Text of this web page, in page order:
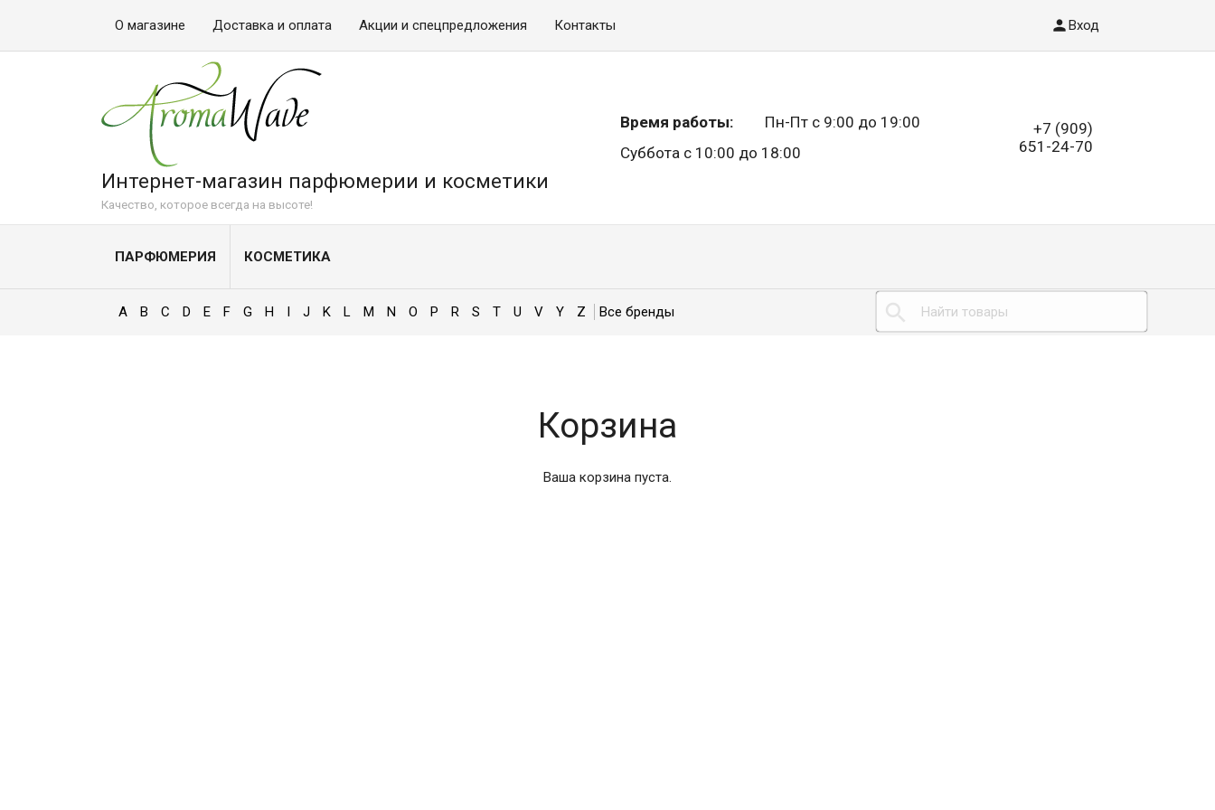
О магазине Доставка и оплата Акции и спецпредложения Контакты Вход
Интернет-магазин парфюмерии и косметики
Качество, которое всегда на высоте!
Время работы:
Пн-Пт с 9:00 до 19:00
Суббота с 10:00 до 18:00
+7 (909)
651-24-70
ПАРФЮМЕРИЯ КОСМЕТИКА
A B C D E F G H I J K L M N O P R S T U V Y Z
Корзина
Ваша корзина пуста.